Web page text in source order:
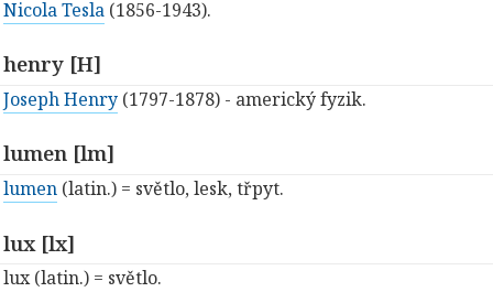
Nicola Tesla (1856-1943).
henry [H]
Joseph Henry (1797-1878) - americký fyzik.
lumen [lm]
lumen (latin.) = světlo, lesk, třpyt.
lux [lx]
lux (latin.) = světlo.